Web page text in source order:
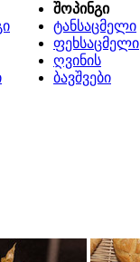
შოპინგი
ტანსაცმელი
ფეხსაცმელი
ღვინის
ბავშვები